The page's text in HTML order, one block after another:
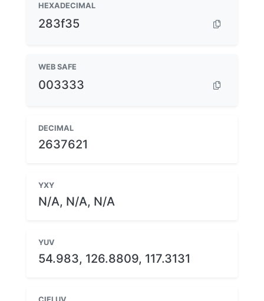
HEXADECIMAL
283f35
WEB SAFE
003333
DECIMAL
2637621
YXY
N/A, N/A, N/A
YUV
54.983, 126.8809, 117.3131
CIELUV